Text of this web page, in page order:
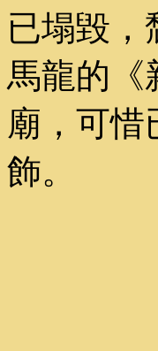
已塌毀，
馬龍的《
廟，可惜
飾。